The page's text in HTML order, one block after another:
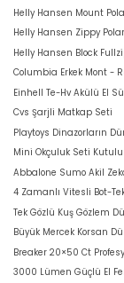
Helly Hansen Mount
Helly Hansen Zippy
Helly Hansen Block
Columbia Erkek Mont -
Einhell Te-Hv Akülü El
Cvs Şarjli Matkap Seti
Playtoys Dinazorların
Mini Okçuluk Seti
Abbalone Sumo Akil
4 Zamanlı Vitesli Bot-
Tek Gözlü Kuş Gözlem
Büyük Mercek Korsan
Breaker 20×50 Ct
3000 Lümen Güçlü El